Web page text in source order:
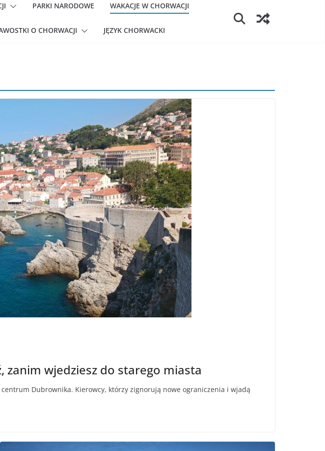
PARKI NARODOWE WAKACJE W CHORWACJI
O CHORWACJI JĘZYK CHORWACKI
zanim wjedziesz do starego miasta
Dubrownika. Kierowcy, którzy zignorują nowe ograniczenia i wjadą